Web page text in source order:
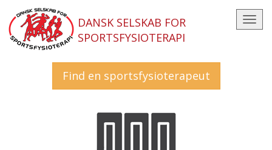
DANSK SELSKAB FOR
SPORTSFYSIOTERAPI
Find en sportsfysioterapeut